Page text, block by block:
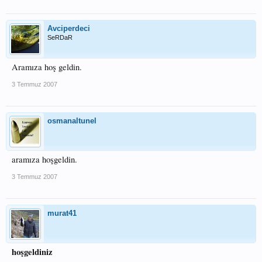
Avciperdeci
SeRDaR
Aramıza hoş geldin.
3 Temmuz 2007
osmanaltunel
aramıza hoşgeldin.
3 Temmuz 2007
murat41
hoşgeldiniz